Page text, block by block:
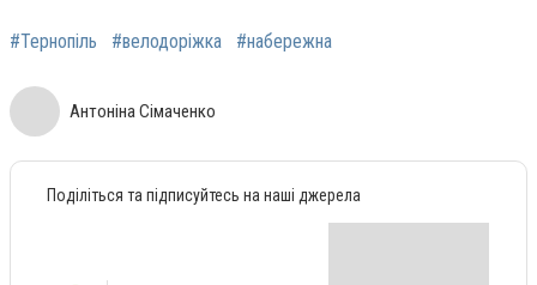
#Тернопіль #велодоріжка #набережна
Антоніна Сімаченко
Поділіться та підписуйтесь на наші джерела